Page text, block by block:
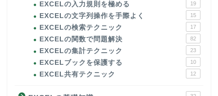
EXCELの入力規則を極める 19
EXCELの文字列操作を手際よく 15
EXCELの検索テクニック 17
EXCELの関数で問題解決 82
EXCELの集計テクニック 23
EXCELブックを保護する 10
EXCEL共有テクニック 12